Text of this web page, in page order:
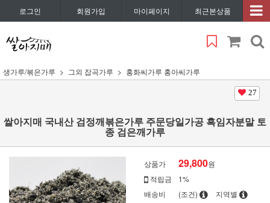
로그인 회원가입 마이페이지 최근본상품
생가루/볶은가루 그외 잡곡가루 홍화씨가루 홍아씨가루
27
쌀아지매 국내산 검정깨볶은가루 주문당일가공 흑임자분말 토
종 검은깨가루
상품가 29,800원
적립금
1%
배송비
(조건) 지역별